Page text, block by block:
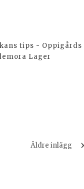
tips - Oppigårds
Lager
Äldre inlägg